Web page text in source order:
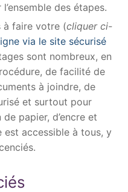
des étapes.
à faire votre (cliquer ci-
via le site sécurisé
sont nombreux, en
de facilité de
à joindre, de
et surtout pour
papier, d’encre et
est accessible à tous, y